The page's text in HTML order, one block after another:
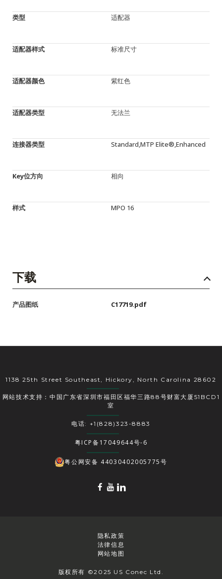
类型 适配器
适配器样式 标准尺寸
适配器颜色 紫红色
适配器类型 无法兰
连接器类型 Standard,MTP Elite®,Enhanced
Key位方向 相向
样式 MPO 16
下载
产品图纸 C17719.pdf
1138 25th Street Southeast, Hickory, North Carolina 28602
网站技术支持：中国广东省深圳市福田区福华三路88号财富大厦51BCD1
室
电话: +1(828)323-8883
粤ICP备17049644号-6
粤公网安备 44030402005775号
版权所有 ©2025 US Conec Ltd.
隐私政策
法律信息
网站地图